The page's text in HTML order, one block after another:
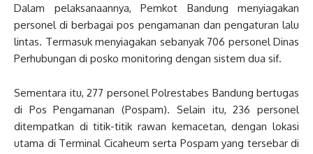
Dalam pelaksanaannya, Pemkot Bandung menyiagakan
personel di berbagai pos pengamanan dan pengaturan lalu
lintas. Termasuk menyiagakan sebanyak 706 personel Dinas
Perhubungan di posko monitoring dengan sistem dua sif.
Sementara itu, 277 personel Polrestabes Bandung bertugas
di Pos Pengamanan (Pospam). Selain itu, 236 personel
ditempatkan di titik-titik rawan kemacetan, dengan lokasi
utama di Terminal Cicaheum serta Pospam yang tersebar di